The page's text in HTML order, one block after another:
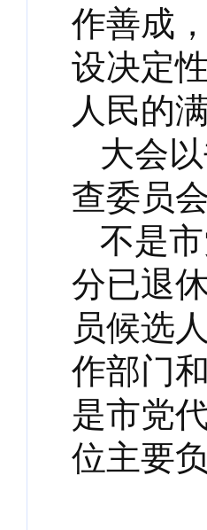
作善成
设决定
人民的
大会
查委员
不是
分已退
员候选
作部门
是市党
位主要